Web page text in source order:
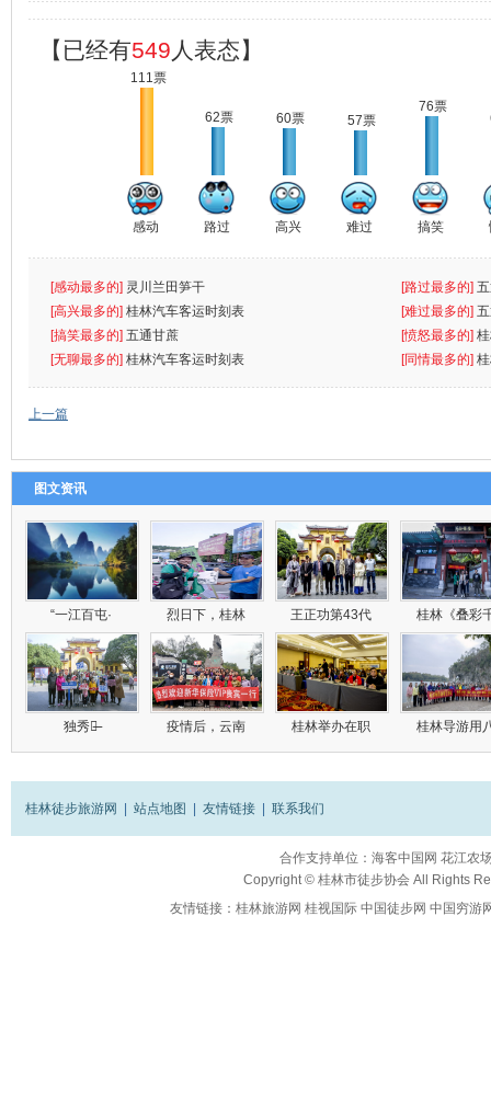
【已经有549 人表态】
111票
感动
62票
路过
60票
高兴
57票
难过
76票
搞笑
[感动最多的] 灵川兰田笋干 [路过最多的]
[高兴最多的] 桂林汽车客运时刻表 [难过最多的]
[搞笑最多的] 五通甘蔗 [愤怒最多的]
[无聊最多的] 桂林汽车客运时刻表 [同情最多的]
上一篇
图文资讯
“一江百屯· 烈日下，桂林 王正功第43代 桂林《叠彩
独秀峰̶ 疫情后，云南 桂林举办在职 桂林导游用
桂林徒步旅游网 | 站点地图 | 友情链接 | 联系我们
合作支持单位： 海客中国网 花江农
Copyright © 桂林市徒步协会All Rights
友情链接： 桂林旅游网 桂视国际 中国徒步网 中国穷游